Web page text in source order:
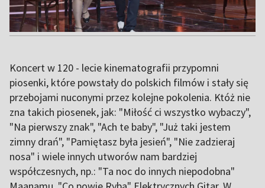
Koncert w 120 - lecie kinematografii przypomni
piosenki, które powstały do polskich filmów i stały się
przebojami nuconymi przez kolejne pokolenia. Któż nie
zna takich piosenek, jak: "Miłość ci wszystko wybaczy",
"Na pierwszy znak", "Ach te baby", "Już taki jestem
zimny drań", "Pamiętasz była jesień", "Nie zadzieraj
nosa" i wiele innych utworów nam bardziej
współczesnych, np.: "Ta noc do innych niepodobna"